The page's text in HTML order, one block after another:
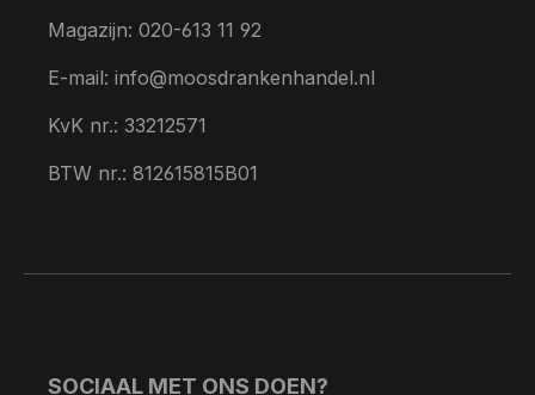
Magazijn: 020-613 11 92
E-mail: info@moosdrankenhandel.nl
KvK nr.: 33212571
BTW nr.: 812615815B01
SOCIAAL MET ONS DOEN?